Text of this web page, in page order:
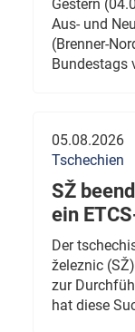
Gestern
Aus- und
(Brenner-
Bundestags
05.08.2026
Tschechien
SŽ
ein
Der
železnic
zur
hat diese